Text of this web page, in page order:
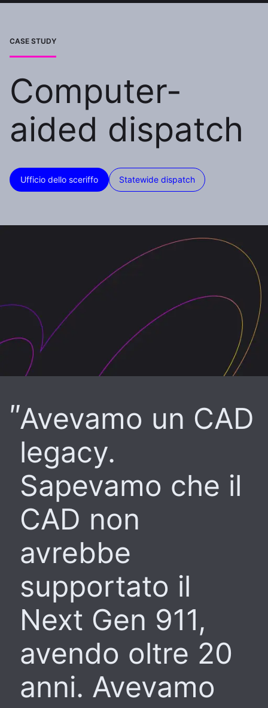
CASE STUDY
Computer-
aided dispatch
Ufficio dello sceriffo Statewide dispatch
Avevamo un CAD
legacy.
Sapevamo che il
CAD non
avrebbe
supportato il
Next Gen 911,
avendo oltre 20
anni. Avevamo